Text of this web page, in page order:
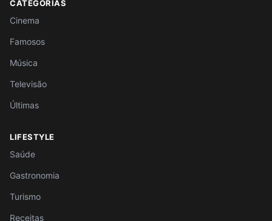
CATEGORIAS
Cinema
Famosos
Música
Televisão
Últimas
LIFESTYLE
Saúde
Gastronomia
Turismo
Receitas